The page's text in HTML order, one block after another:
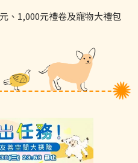
、1,000元禮卷及寵物大禮包